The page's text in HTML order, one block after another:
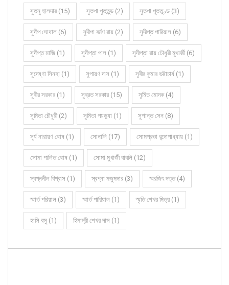
সুতনু হালদার (15) সুতপা পুততুন্ড (2) সুতপা পূততুণ্ড (3)
সুদীপ ঘোষাল (6) সুদীপা বর্মণ রায় (2) সুদীপ্ত পারিয়াল (6)
সুদীপ্ত মাজি (1) সুদীপ্তা পাল (1) সুদীপ্তা রায় চৌধুরী মুখার্জী (6)
সুদেষ্ণা সিনহা (1) সুপায়ণ দাস (1) সুবীর কুমার ভট্টাচার্য (1)
সুবীর সরকার (1) সুব্রত সরকার (15) সুমিত মোদক (4)
সুমিতা চৌধুরী (2) সুমিতা পয়ড়্যা (1) সুশান্ত সেন (8)
সূর্য নারায়ণ ঘোষ (1) সোনালি (17) সোমপ্রভা বন্দোপাধ্যায় (1)
সোমা পালিত ঘোষ (1) সোমা মুখার্জী বাবলি (12)
স্বপ্ননীল বিশ্বাস (1) স্বপ্না মজুমদার (3) স্মরজিৎ দত্ত (4)
স্মার্ত পরিয়াল (3) স্মার্ত পারিয়াল (1) স্মৃতি শেখর মিত্র (1)
হাসি বসু (1) হিমাদ্রী শেখর দাস (1)